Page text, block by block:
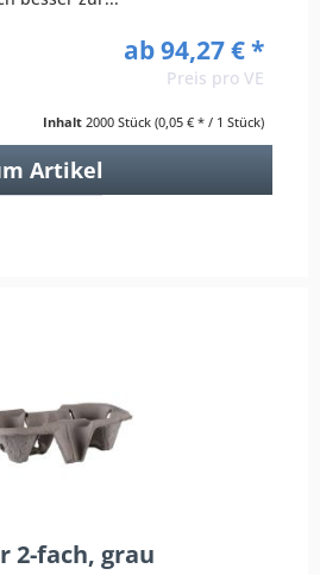
ab 94,27 € *
Preis pro VE
Inhalt 2000 Stück (0,05 € * / 1 Stück)
Artikel
2-fach, grau